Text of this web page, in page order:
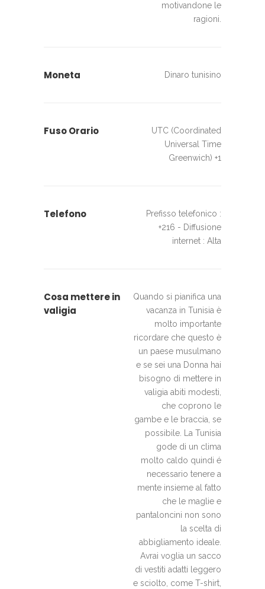
motivandone le
ragioni.
Moneta Dinaro tunisino
Fuso Orario
UTC (Coordinated
Universal Time
Greenwich) +1
Telefono
Prefisso telefonico :
+216 - Diffusione
internet : Alta
Cosa mettere in
valigia
Quando si pianifica una
vacanza in Tunisia è
molto importante
ricordare che questo è
un paese musulmano
e se sei una Donna hai
bisogno di mettere in
valigia abiti modesti,
che coprono le
gambe e le braccia, se
possibile. La Tunisia
gode di un clima
molto caldo quindi é
necessario tenere a
mente insieme al fatto
che le maglie e
pantaloncini non sono
la scelta di
abbigliamento ideale.
Avrai voglia un sacco
di vestiti adatti leggero
e sciolto, come T-shirt,